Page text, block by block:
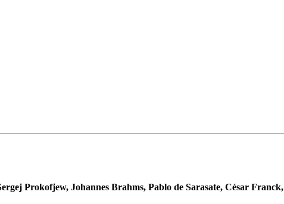
Prokofjew, Johannes Brahms, Pablo de Sarasate, César Franck,